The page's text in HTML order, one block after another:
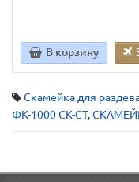
В корзину
Скамейка для
ФК-1000 СК-СТ,